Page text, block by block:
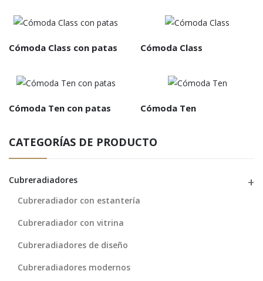
Cómoda Class con patas Cómoda Class
Cómoda Ten con patas Cómoda Ten
CATEGORÍAS DE PRODUCTO
Cubreradiadores
Cubreradiador con estantería
Cubreradiador con vitrina
Cubreradiadores de diseño
Cubreradiadores modernos